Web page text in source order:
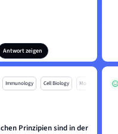
Antwort zeigen
Immunology Cell Biology Mo
Prinzipien sind in der